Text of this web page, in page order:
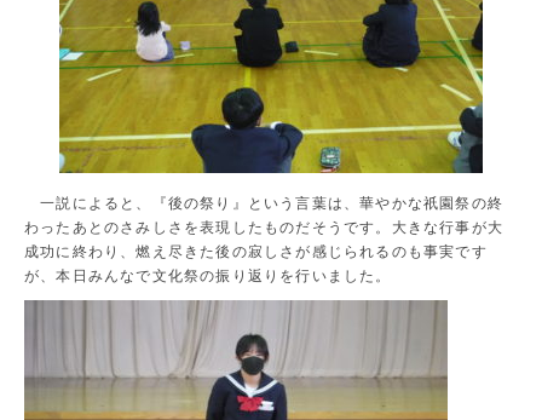
一説によると、『後の祭り』という言葉は、華やかな祇園祭の終
わったあとのさみしさを表現したものだそうです。大きな行事が大
成功に終わり、燃え尽きた後の寂しさが感じられるのも事実です
が、本日みんなで文化祭の振り返りを行いました。